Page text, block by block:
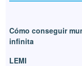
Cómo conseguir
infinita
LEMI